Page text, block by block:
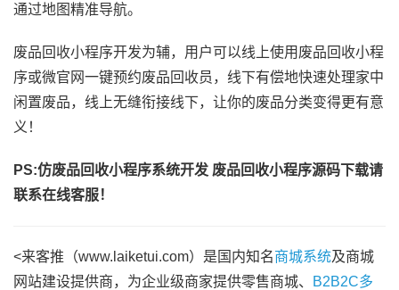
通过地图精准导航。
废品回收小程序开发为辅，用户可以线上使用废品回收小程
序或微官网一键预约废品回收员，线下有偿地快速处理家中
闲置废品，线上无缝衔接线下，让你的废品分类变得更有意
义！
PS:仿废品回收小程序系统开发 废品回收小程序源码下载请
联系在线客服！
<来客推（www.laiketui.com）是国内知名商城系统及商城
网站建设提供商，为企业级商家提供零售商城、
B2B2C多